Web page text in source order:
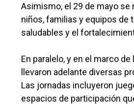
Asimismo, el 29 de mayo se
niños, familias y equipos de
saludables y el
En paralelo, y en el marco
llevaron adelante diversas
Las jornadas incluyeron
espacios de participación